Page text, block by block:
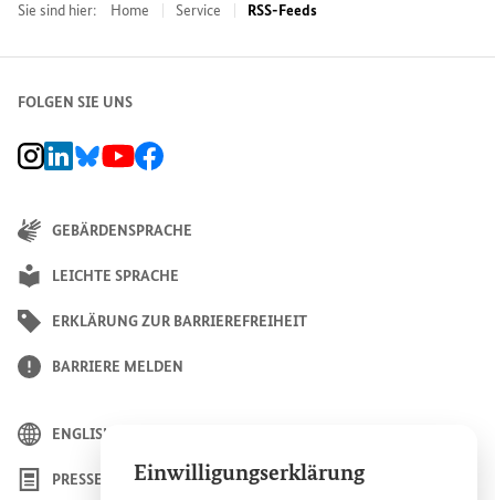
Einwilligungserklärung
Sie sind hier: Home Service RSS-Feeds
FOLGEN SIE UNS
BMZ Instagram-Kanal, Externer Link
BMZ LinkedIn Unternehmensseite, Externer Link
BMZ Bluesky-Seite, Externer Link
BMZ Youtube-Kanal, Externer Link
BMZ Facebook-Seite, Externer Link
GEBÄRDENSPRACHE
LEICHTE SPRACHE
ERKLÄRUNG ZUR BARRIEREFREIHEIT
BARRIERE MELDEN
ENGLISH
PRESSE